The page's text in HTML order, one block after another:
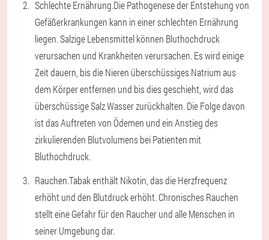
Schlechte Ernährung.Die Pathogenese der Entstehung von
Gefäßerkrankungen kann in einer schlechten Ernährung
liegen. Salzige Lebensmittel können Bluthochdruck
verursachen und Krankheiten verursachen. Es wird einige
Zeit dauern, bis die Nieren überschüssiges Natrium aus
dem Körper entfernen und bis dies geschieht, wird das
überschüssige Salz Wasser zurückhalten. Die Folge davon
ist das Auftreten von Ödemen und ein Anstieg des
zirkulierenden Blutvolumens bei Patienten mit
Bluthochdruck.
Rauchen.Tabak enthält Nikotin, das die Herzfrequenz
erhöht und den Blutdruck erhöht. Chronisches Rauchen
stellt eine Gefahr für den Raucher und alle Menschen in
seiner Umgebung dar.